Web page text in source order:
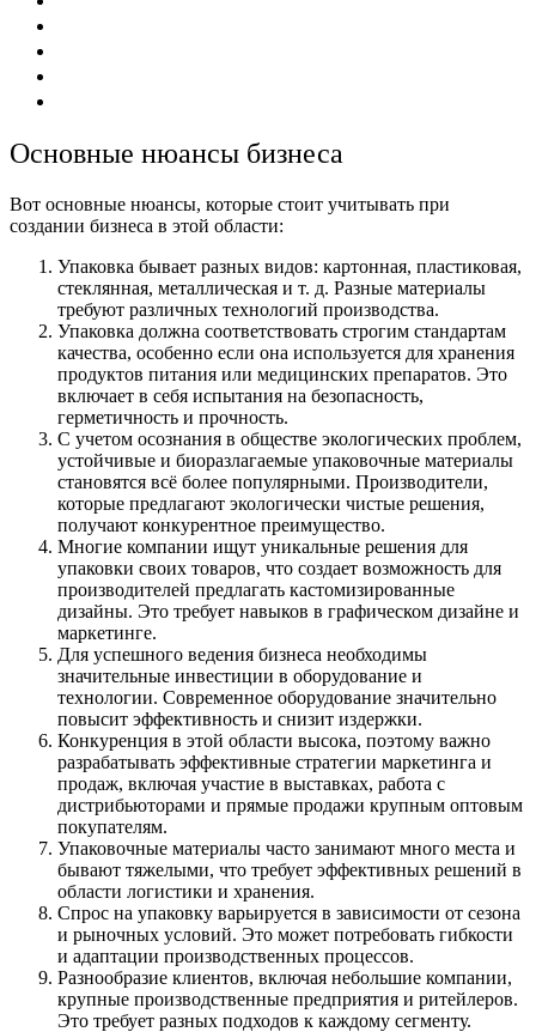
Основные нюансы бизнеса
Вот основные нюансы, которые стоит учитывать при
создании бизнеса в этой области:
Упаковка бывает разных видов: картонная, пластиковая,
стеклянная, металлическая и т. д. Разные материалы
требуют различных технологий производства.
Упаковка должна соответствовать строгим стандартам
качества, особенно если она используется для хранения
продуктов питания или медицинских препаратов. Это
включает в себя испытания на безопасность,
герметичность и прочность.
С учетом осознания в обществе экологических проблем,
устойчивые и биоразлагаемые упаковочные материалы
становятся всё более популярными. Производители,
которые предлагают экологически чистые решения,
получают конкурентное преимущество.
Многие компании ищут уникальные решения для
упаковки своих товаров, что создает возможность для
производителей предлагать кастомизированные
дизайны. Это требует навыков в графическом дизайне и
маркетинге.
Для успешного ведения бизнеса необходимы
значительные инвестиции в оборудование и
технологии. Современное оборудование значительно
повысит эффективность и снизит издержки.
Конкуренция в этой области высока, поэтому важно
разрабатывать эффективные стратегии маркетинга и
продаж, включая участие в выставках, работа с
дистрибьюторами и прямые продажи крупным оптовым
покупателям.
Упаковочные материалы часто занимают много места и
бывают тяжелыми, что требует эффективных решений в
области логистики и хранения.
Спрос на упаковку варьируется в зависимости от сезона
и рыночных условий. Это может потребовать гибкости
и адаптации производственных процессов.
Разнообразие клиентов, включая небольшие компании,
крупные производственные предприятия и ритейлеров.
Это требует разных подходов к каждому сегменту.